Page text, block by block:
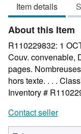
Item details
About this Item
R110229832: 1
Couv. convenable,
pages.
hors texte. . . .
Inventory #
Contact seller